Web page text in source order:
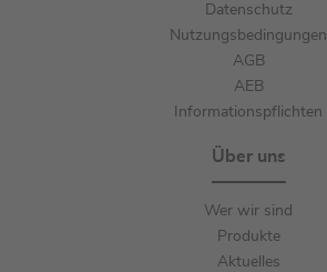
Datenschutz
Nutzungsbedingungen
AGB
AEB
Informationspflichten
Über uns
Wer wir sind
Produkte
Aktuelles